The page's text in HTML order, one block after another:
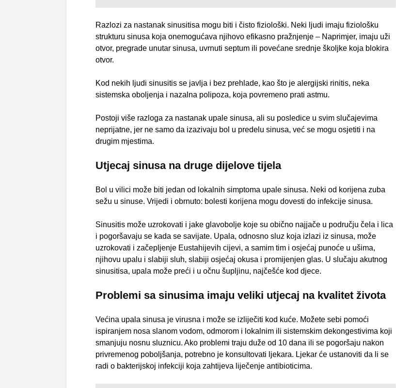
Razlozi za nastanak sinusitisa mogu biti i čisto fiziološki. Neki ljudi imaju fiziološku
strukturu sinusa koja onemogućava njihovo efikasno pražnjenje – Naprimjer, imaju uži
otvor, pregrade unutar sinusa, uvrnuti septum ili povećane srednje školjke koja blokira
otvor.
Kod nekih ljudi sinusitis se javlja i bez prehlade, kao što je alergijski rinitis, neka
sistemska oboljenja i nazalna polipoza, koja povremeno prati astmu.
Postoji više razloga za nastanak upale sinusa, ali su posledice u svim slučajevima
neprijatne, jer ne samo da izazivaju bol u predelu sinusa, već se mogu osjetiti i na
drugim mjestima.
Utjecaj sinusa na druge dijelove tijela
Bol u vilici može biti jedan od lokalnih simptoma upale sinusa. Neki od korijena zuba
sežu u sinuse. Vrijedi i obrnuto: bolesti korijena mogu dovesti do infekcije sinusa.
Sinusitis može uzrokovati i jake glavobolje koje su obično najjače u području čela i lica
i pogoršavaju se kada se savijate. Upala, odnosno sluz koja izlazi iz sinusa, može
uzrokovati i začepljenje Eustahijevih cijevi, a samim tim i osjećaj punoće u ušima,
njihovu upalu i slabiji sluh, slabiji osjećaj okusa i promijenjen glas. U slučaju akutnog
sinusitisa, upala može preći i u očnu šupljinu, najčešće kod djece.
Problemi sa sinusima imaju veliki utjecaj na kvalitet života
Većina upala sinusa je virusna i može se izliječiti kod kuće. Možete sebi pomoći
ispiranjem nosa slanom vodom, odmorom i lokalnim ili sistemskim dekongestivima koji
smanjuju nosnu sluznicu. Ako problemi traju duže od 10 dana ili se pogoršaju nakon
privremenog poboljšanja, potrebno je konsultovati ljekara. Ljekar će ustanoviti da li se
radi o bakterijskoj infekciji koja zahtijeva liječenje antibioticima.